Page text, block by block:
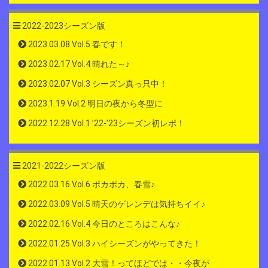
2022-2023シーズン版
2023.03.08 Vol.5 春です！
2023.02.17 Vol.4 晴れた～♪
2023.02.07 Vol.3 シーズン真っ只中！
2023.1.19 Vol.2 明日の夜から冬型に
2022.12.28 Vol.1 ’22-’23シーズン初レポ！
2021-2022シーズン版
2022.03.16 Vol.6 ポカポカ、春雪♪
2022.03.09 Vol.5 晴天のゲレンデは気持ちイイ♪
2022.02.16 Vol.4 今日のところはこんな♪
2022.01.25 Vol.3 ハイシーズンがやってきた！
2022.01.13 Vol.2 大雪！ってほどでは・・今夜が